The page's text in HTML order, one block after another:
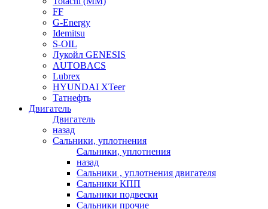
FF
G-Energy
Idemitsu
S-OIL
Лукойл GENESIS
AUTOBACS
Lubrex
HYUNDAI XTeer
Татнефть
Двигатель
Двигатель
назад
Сальники, уплотнения
Сальники, уплотнения
назад
Сальники , уплотнения двигателя
Сальники КПП
Сальники подвески
Сальники прочие